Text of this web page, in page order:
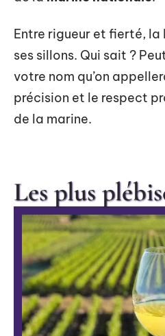
Entre rigueur et fierté,
ses sillons. Qui sait ?
votre nom qu’on
précision et le respect
de la marine.
Les plus